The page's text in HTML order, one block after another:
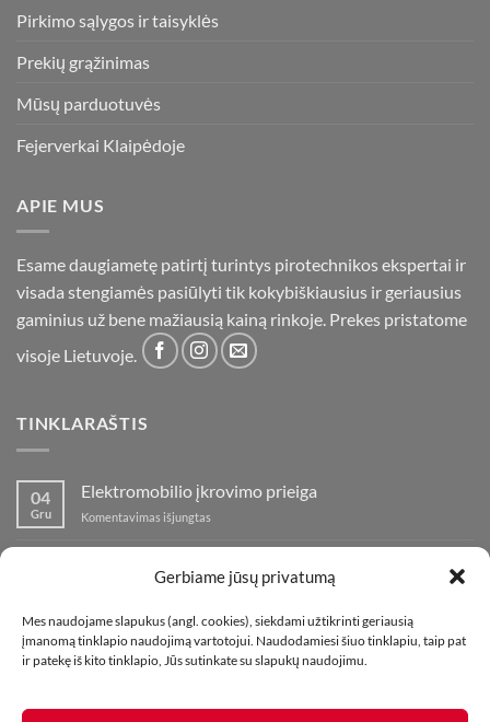
Gerbiame jūsų privatumą
Mes naudojame slapukus (angl. cookies), siekdami užtikrinti geriausią
įmanomą tinklapio naudojimą vartotojui. Naudodamiesi šiuo tinklapiu, taip pat
ir patekę iš kito tinklapio, Jūs sutinkate su slapukų naudojimu.
Pirkimo sąlygos ir taisyklės
Prekių grąžinimas
Mūsų parduotuvės
Fejerverkai Klaipėdoje
APIE MUS
Esame daugiametę patirtį turintys pirotechnikos ekspertai ir
visada stengiamės pasiūlyti tik kokybiškiausius ir geriausius
gaminius už bene mažiausią kainą rinkoje. Prekes pristatome
visoje Lietuvoje.
TINKLARAŠTIS
04
Gru
Elektromobilio įkrovimo prieiga
Komentavimas išjungtas
prieiga
Komentavimas išjungtasįraše
fejerverkų
parduotuvė
Klaipedoje!
01
Lap
Kaip fotografuoti fejerverkus
Komentavimas išjungtasįraše
fejerverkus